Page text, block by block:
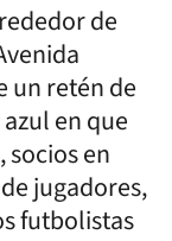
de
un retén de
azul en que
socios en
jugadores,
futbolistas